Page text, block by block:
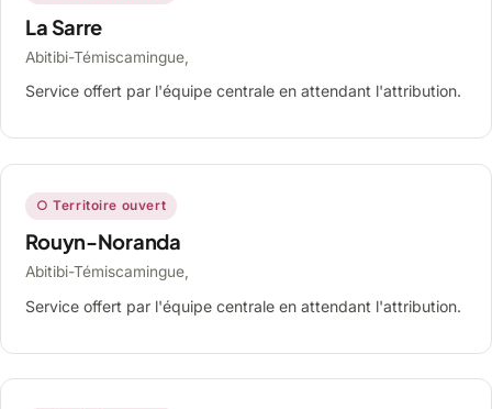
La Sarre
Abitibi-Témiscamingue,
Service offert par l'équipe centrale en attendant l'attribution.
○ Territoire ouvert
Rouyn-Noranda
Abitibi-Témiscamingue,
Service offert par l'équipe centrale en attendant l'attribution.